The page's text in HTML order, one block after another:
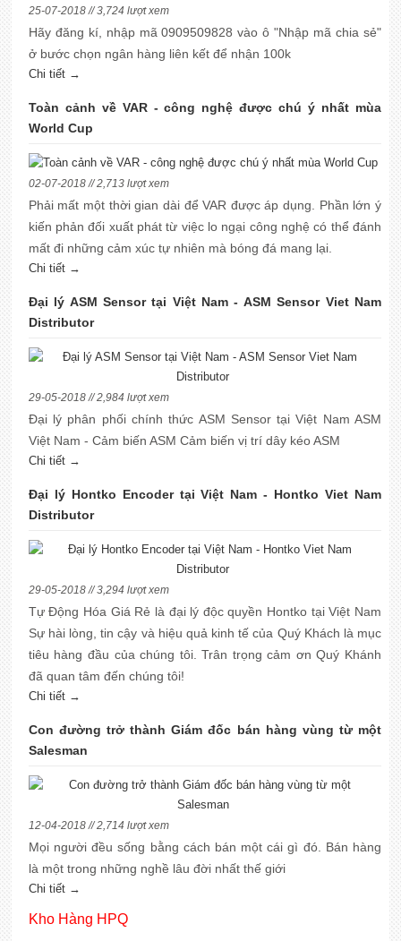
25-07-2018 // 3,724 lượt xem
Hãy đăng kí, nhập mã 0909509828 vào ô "Nhập mã chia sẻ"
ở bước chọn ngân hàng liên kết để nhận 100k
Chi tiết →
Toàn cảnh về VAR - công nghệ được chú ý nhất mùa
World Cup
02-07-2018 // 2,713 lượt xem
Phải mất một thời gian dài để VAR được áp dụng. Phần lớn ý
kiến phản đối xuất phát từ việc lo ngại công nghệ có thể đánh
mất đi những cảm xúc tự nhiên mà bóng đá mang lại.
Chi tiết →
Đại lý ASM Sensor tại Việt Nam - ASM Sensor Viet Nam
Distributor
29-05-2018 // 2,984 lượt xem
Đại lý phân phối chính thức ASM Sensor tại Việt Nam ASM
Việt Nam - Cảm biến ASM Cảm biến vị trí dây kéo ASM
Chi tiết →
Đại lý Hontko Encoder tại Việt Nam - Hontko Viet Nam
Distributor
29-05-2018 // 3,294 lượt xem
Tự Động Hóa Giá Rẻ là đại lý độc quyền Hontko tại Việt Nam
Sự hài lòng, tin cậy và hiệu quả kinh tế của Quý Khách là mục
tiêu hàng đầu của chúng tôi. Trân trọng cảm ơn Quý Khánh
đã quan tâm đến chúng tôi!
Chi tiết →
Con đường trở thành Giám đốc bán hàng vùng từ một
Salesman
12-04-2018 // 2,714 lượt xem
Mọi người đều sống bằng cách bán một cái gì đó. Bán hàng
là một trong những nghề lâu đời nhất thế giới
Chi tiết →
Kho Hàng HPQ